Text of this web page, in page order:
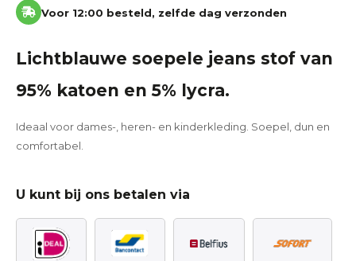
Voor 12:00 besteld, zelfde dag verzonden
Lichtblauwe soepele jeans stof van
95% katoen en 5% lycra.
Ideaal voor dames-, heren- en kinderkleding. Soepel, dun en
comfortabel.
U kunt bij ons betalen via